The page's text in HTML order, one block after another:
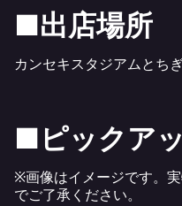
■出店場所
カンセキスタジアムとち
■ピックア
※画像はイメージです。
でご了承ください。